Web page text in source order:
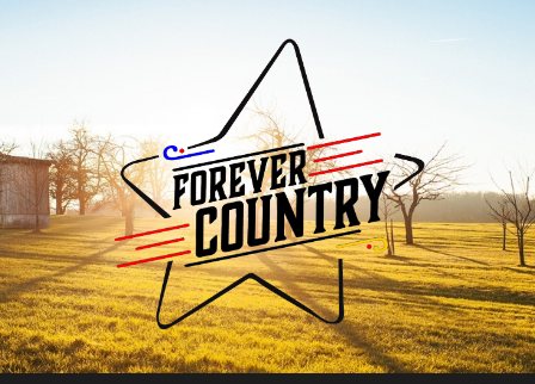
Forever
Country